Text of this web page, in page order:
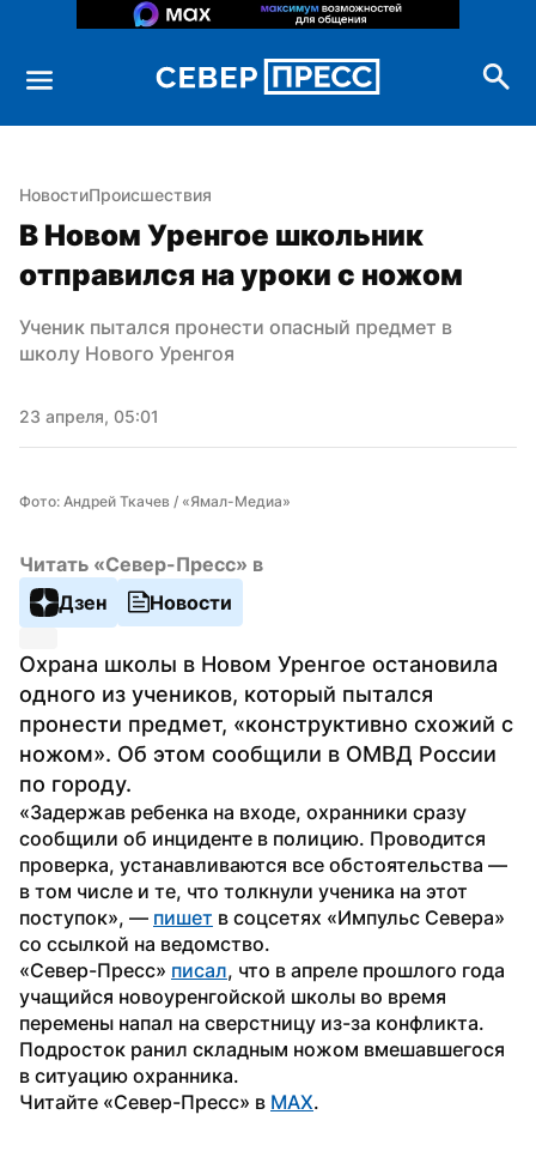
НовостиПроисшествия
В Новом Уренгое школьник
отправился на уроки с ножом
Ученик пытался пронести опасный предмет в
школу Нового Уренгоя
23 апреля, 05:01
Фото: Андрей Ткачев / «Ямал-Медиа»
Читать «Север-Пресс» в
Дзен
Новости
Охрана школы в Новом Уренгое остановила
одного из учеников, который пытался
пронести предмет, «конструктивно схожий с
ножом». Об этом сообщили в ОМВД России
по городу.
«Задержав ребенка на входе, охранники сразу
сообщили об инциденте в полицию. Проводится
проверка, устанавливаются все обстоятельства —
в том числе и те, что толкнули ученика на этот
поступок», — пишет в соцсетях «Импульс Севера»
со ссылкой на ведомство.
«Север-Пресс» писал, что в апреле прошлого года
учащийся новоуренгойской школы во время
перемены напал на сверстницу из-за конфликта.
Подросток ранил складным ножом вмешавшегося
в ситуацию охранника.
Читайте «Север-Пресс» в MAX.